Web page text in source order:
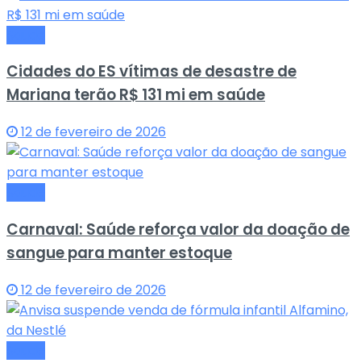
Cidades do ES vítimas de desastre de
Mariana terão R$ 131 mi em saúde
12 de fevereiro de 2026
Carnaval: Saúde reforça valor da doação de
sangue para manter estoque
12 de fevereiro de 2026